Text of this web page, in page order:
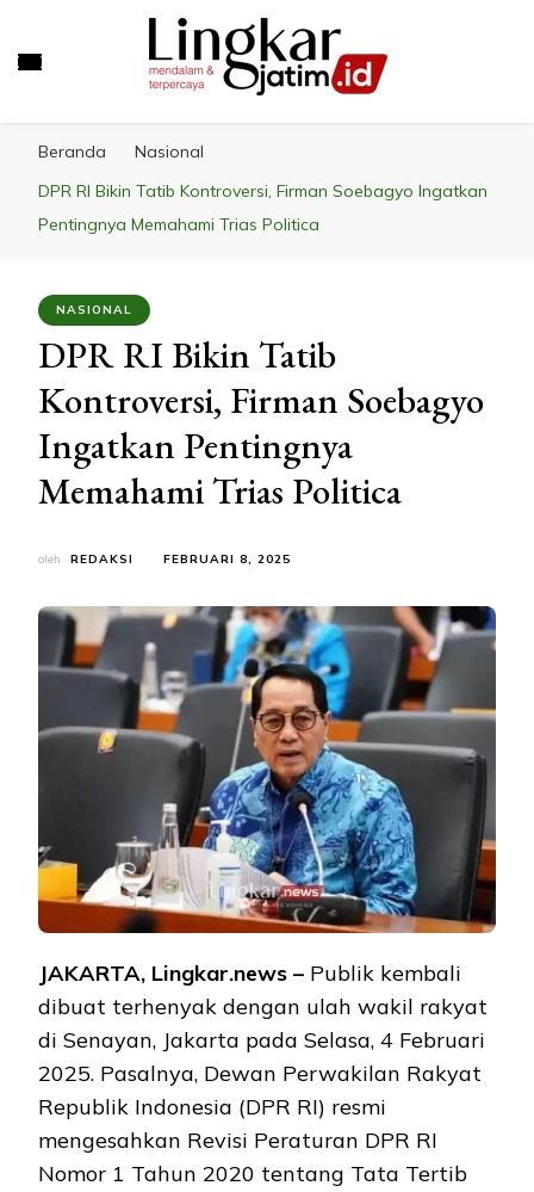
Beranda
Nasional
DPR RI Bikin Tatib Kontroversi, Firman Soebagyo Ingatkan
Pentingnya Memahami Trias Politica
NASIONAL
DPR RI Bikin Tatib
Kontroversi, Firman Soebagyo
Ingatkan Pentingnya
Memahami Trias Politica
oleh REDAKSI FEBRUARI 8, 2025
JAKARTA, Lingkar.news – Publik kembali
dibuat terhenyak dengan ulah wakil rakyat
di Senayan, Jakarta pada Selasa, 4 Februari
2025. Pasalnya, Dewan Perwakilan Rakyat
Republik Indonesia (DPR RI) resmi
mengesahkan Revisi Peraturan DPR RI
Nomor 1 Tahun 2020 tentang Tata Tertib